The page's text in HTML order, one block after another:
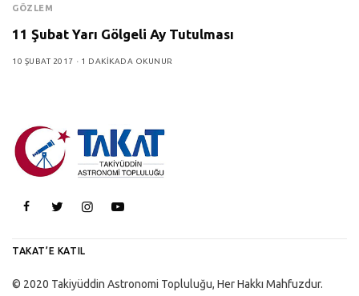
GÖZLEM
11 Şubat Yarı Gölgeli Ay Tutulması
10 ŞUBAT 2017 1 DAKIKADA OKUNUR
TAKAT’E KATIL
© 2020 Takiyüddin Astronomi Topluluğu, Her Hakkı Mahfuzdur.